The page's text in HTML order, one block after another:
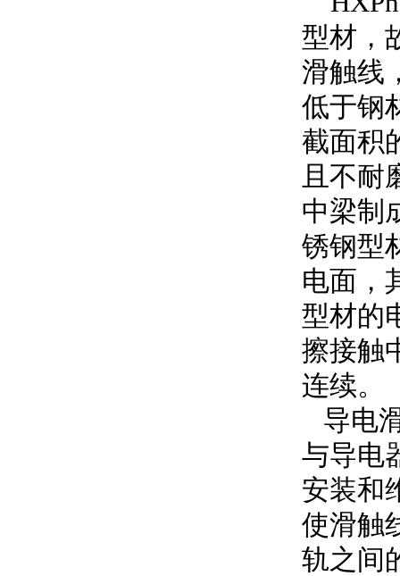
型材，
滑触线
低于钢
截面积
且不耐
中梁制
锈钢型
电面，
型材的
擦接触
连续。
导电
与导电
安装和
使滑触
轨之间